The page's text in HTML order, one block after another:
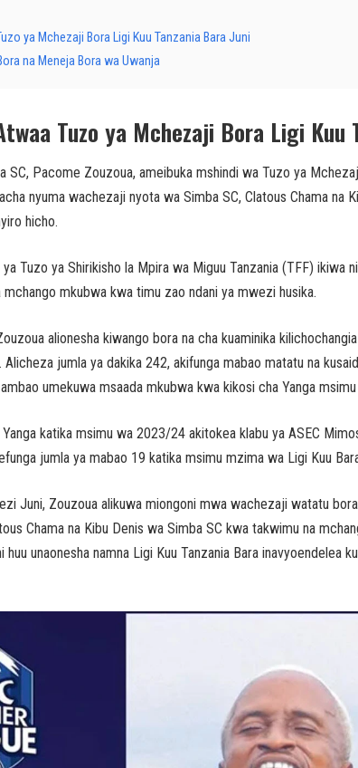
ya Mchezaji Bora Ligi Kuu Tanzania Bara Juni
na Meneja Bora wa Uwanja
Tuzo ya Mchezaji Bora Ligi Kuu
SC, Pacome Zouzoua, ameibuka mshindi wa Tuzo ya
nyuma wachezaji nyota wa Simba SC, Clatous Chama na
hicho.
Tuzo ya Shirikisho la Mpira wa Miguu Tanzania (TFF) ikiwa
mkubwa kwa timu zao ndani ya mwezi husika.
alionesha kiwango bora na cha kuaminika
jumla ya dakika 242, akifunga mabao matatu na
umekuwa msaada mkubwa kwa kikosi cha Yanga msimu
katika msimu wa 2023/24 akitokea klabu ya ASEC
jumla ya mabao 19 katika msimu mzima wa Ligi Kuu
Juni, Zouzoua alikuwa miongoni mwa wachezaji watatu
Chama na Kibu Denis wa Simba SC kwa takwimu na
huu unaonesha namna Ligi Kuu Tanzania Bara inavyoendelea